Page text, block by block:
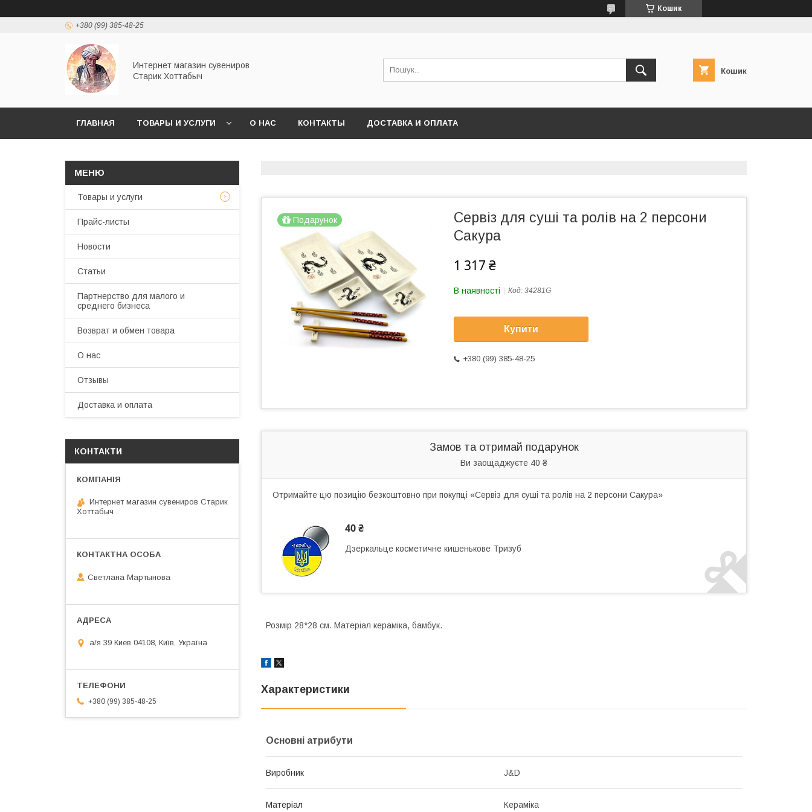
Кошик
+380 (99) 385-48-25
Интернет магазин сувениров
Старик Хоттабыч
Кошик
ГЛАВНАЯ ТОВАРЫ И УСЛУГИ О НАС КОНТАКТЫ ДОСТАВКА И ОПЛАТА
Подарунок
Сервіз для суші та ролів на 2 персони
Сакура
1 317 ₴
В наявності Код: 34281G
Купити
+380 (99) 385-48-25
Замов та отримай подарунок
Ви заощаджуєте 40 ₴
Отримайте цю позицію безкоштовно при покупці «Сервіз для суші та ролів на 2 персони Сакура»
40 ₴
Дзеркальце косметичне кишенькове Тризуб
Розмір 28*28 см. Матеріал кераміка, бамбук.
Характеристики
Основні атрибути
Виробник J&D
Матеріал Кераміка
Товары и услуги
Прайс-листы
Новости
Статьи
Партнерство для малого и
среднего бизнеса
Возврат и обмен товара
О нас
Отзывы
Доставка и оплата
КОНТАКТИ
Интернет магазин сувениров Старик
Хоттабыч
Светлана Мартынова
а/я 39 Киев 04108, Київ, Україна
+380 (99) 385-48-25